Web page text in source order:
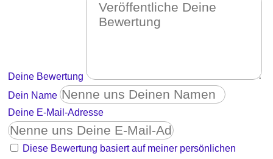
Deine Bewertung
Dein Name
Deine E-Mail-Adresse
Diese Bewertung basiert auf meiner persönlichen